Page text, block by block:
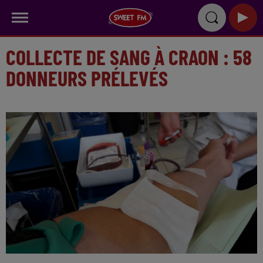
COLLECTE DE SANG À CRAON : 58
DONNEURS PRÉLEVÉS